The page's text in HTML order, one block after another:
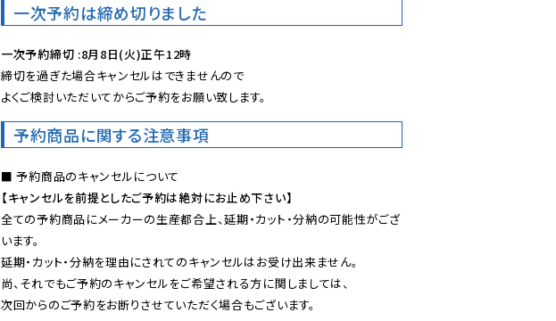
一次予約は締め切りました
一次予約締切 :8月8日(火)正午12時
締切を過ぎた場合キャンセルはできませんので
よくご検討いただいてからご予約をお願い致します。
予約商品に関する注意事項
【キャンセルを前提としたご予約は絶対にお止め下さい】
全ての予約商品にメーカーの生産都合上、延期・カット・分納の可能性がござ
います。
延期・カット・分納を理由にされてのキャンセルはお受け出来ません。
尚、それでもご予約のキャンセルをご希望される方に関しましては、
次回からのご予約をお断りさせていただく場合もございます。